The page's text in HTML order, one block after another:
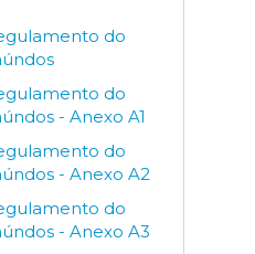
do
do
- Anexo A1
do
- Anexo A2
do
- Anexo A3